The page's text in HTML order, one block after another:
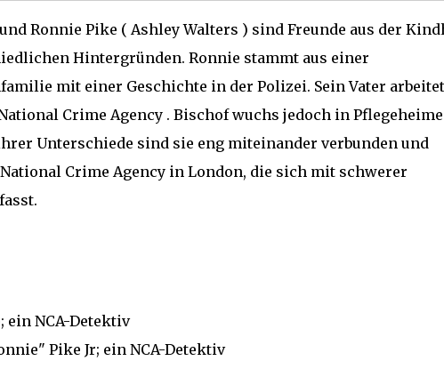
Ronnie Pike ( Ashley Walters ) sind Freunde aus der
Hintergründen. Ronnie stammt aus einer
mit einer Geschichte in der Polizei. Sein Vater arbeitet
Crime Agency . Bischof wuchs jedoch in
Unterschiede sind sie eng miteinander verbunden und
Crime Agency in London, die sich mit schwerer
ein NCA-Detektiv
Pike Jr; ein NCA-Detektiv